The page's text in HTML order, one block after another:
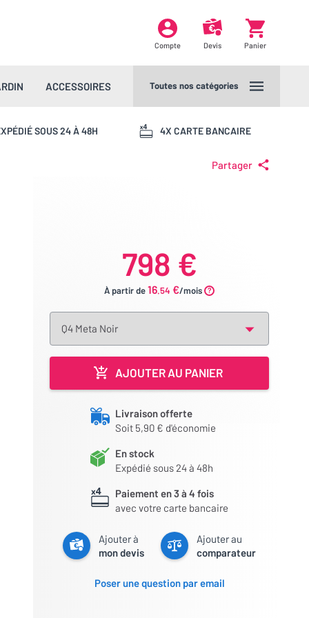
Compte Devis Panier
ACCESSOIRES Toutes nos catégories
SOUS 24 À 48H 4X CARTE BANCAIRE
Partager
798 €
À partir de16.54 €/mois
AJOUTER AU PANIER
Livraison offerte
Soit 5,90 € d'économie
En stock
Expédié sous 24 à 48h
Paiement en 3 à 4 fois
avec votre carte bancaire
Ajouter à
mon devis
Ajouter au
comparateur
Poser une question par email